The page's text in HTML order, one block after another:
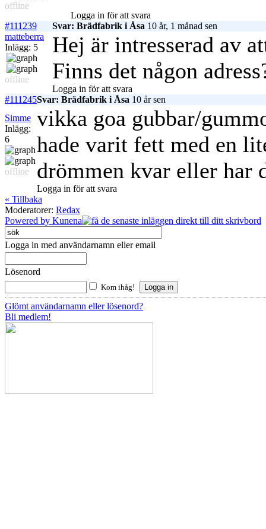
offline
Logga in för att svara
#111239
Svar: Brädfabrik i Åsa 10 år, 1 månad sen
matteberra
Inlägg: 5
offline
Hej är intresserad av
Finns det någon
Logga in för att svara
#111245Svar: Brädfabrik i Åsa 10 år sen
Simme
Inlägg:
6
offline
vikka goa gubbar/
hade varit fett med en
drömmen kvar eller har
Logga in för att svara
« Tillbaka
Moderatorer: Redax
Powered by Kunena
Logga in med användarnamn eller email
Lösenord
Kom ihåg!
Glömt användarnamn eller lösenord?
Bli medlem!